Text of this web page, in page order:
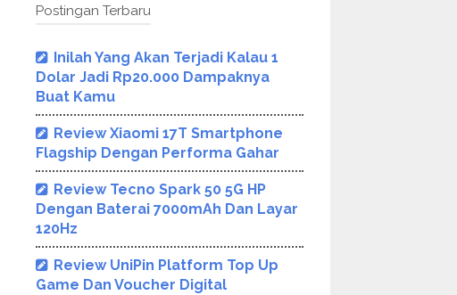
Postingan Terbaru
Inilah Yang Akan Terjadi Kalau 1
Dolar Jadi Rp20.000 Dampaknya
Buat Kamu
Review Xiaomi 17T Smartphone
Flagship Dengan Performa Gahar
Review Tecno Spark 50 5G HP
Dengan Baterai 7000mAh Dan Layar
120Hz
Review UniPin Platform Top Up
Game Dan Voucher Digital